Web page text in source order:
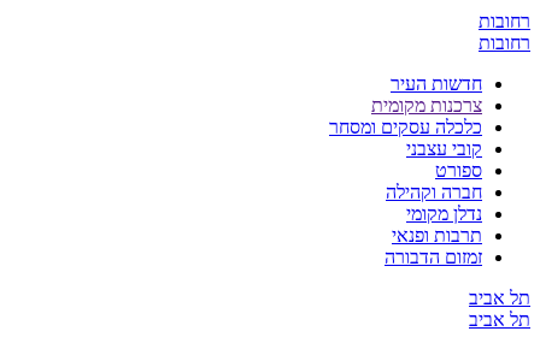
חדשות העיר
צרכנות מקומית
כלכלה עסקים ומסחר
קובי עצבני
ספורט
חברה וקהילה
נדלן מקומי
תרבות ופנאי
זמזום הדבורה